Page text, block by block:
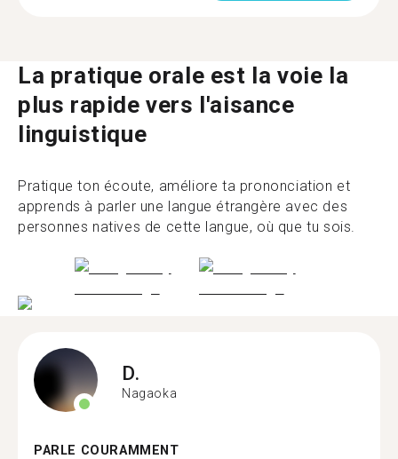
La pratique orale est la voie la
plus rapide vers l'aisance
linguistique
Pratique ton écoute, améliore ta prononciation et
apprends à parler une langue étrangère avec des
personnes natives de cette langue, où que tu sois.
D.
Nagaoka
PARLE COURAMMENT